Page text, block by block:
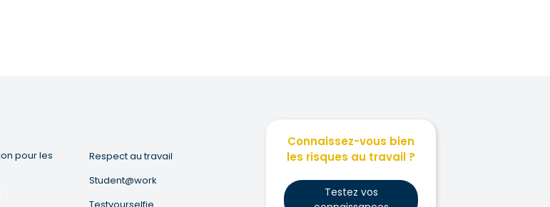
pour les
Respect au travail
Student@work
Connaissez-vous bien
les risques au travail ?
Testez vos